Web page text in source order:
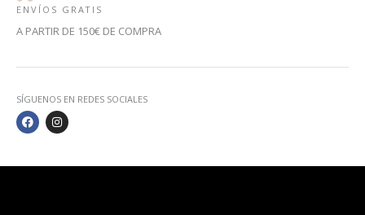
ENVÍOS GRATIS
A PARTIR DE 150€ DE COMPRA
SÍGUENOS EN REDES SOCIALES
F
A
C
I
N
S